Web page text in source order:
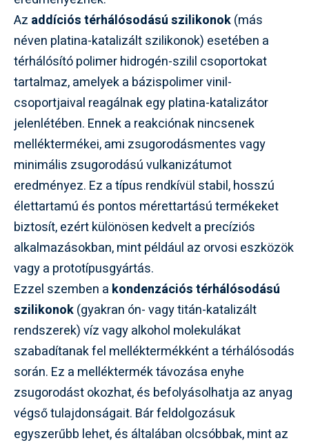
Az addíciós térhálósodású szilikonok(más
néven platina-katalizált szilikonok) esetében a
térhálósító polimer hidrogén-szilil csoportokat
tartalmaz, amelyek a bázispolimer vinil-
csoportjaival reagálnak egy platina-katalizátor
jelenlétében. Ennek a reakciónak nincsenek
melléktermékei, ami zsugorodásmentes vagy
minimális zsugorodású vulkanizátumot
eredményez. Ez a típus rendkívül stabil, hosszú
élettartamú és pontos mérettartású termékeket
biztosít, ezért különösen kedvelt a precíziós
alkalmazásokban, mint például az orvosi eszközök
vagy a prototípusgyártás.
Ezzel szemben a kondenzációs térhálósodású
szilikonok(gyakran ón- vagy titán-katalizált
rendszerek) víz vagy alkohol molekulákat
szabadítanak fel melléktermékként a térhálósodás
során. Ez a melléktermék távozása enyhe
zsugorodást okozhat, és befolyásolhatja az anyag
végső tulajdonságait. Bár feldolgozásuk
egyszerűbb lehet, és általában olcsóbbak, mint az